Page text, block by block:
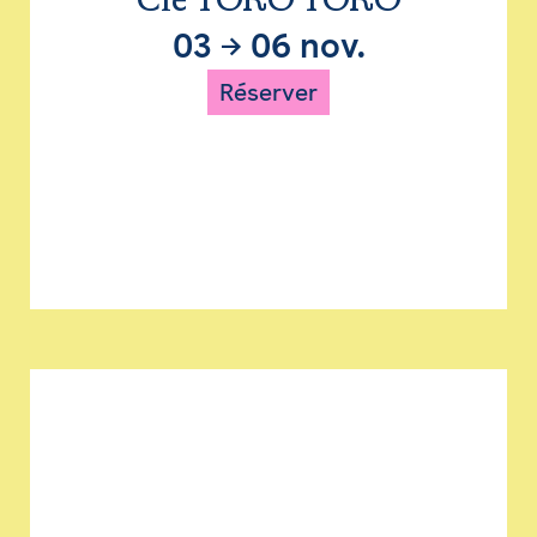
03 → 06 nov.
Réserver